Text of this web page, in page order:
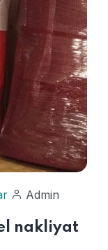
Admin
nakliyat